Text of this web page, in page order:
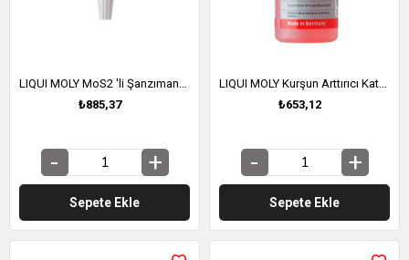
₺885,37
Sepete Ekle
₺653,12
Sepete Ekle